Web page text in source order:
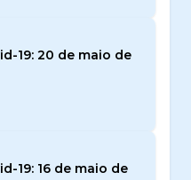
19: 20 de maio de
19: 16 de maio de